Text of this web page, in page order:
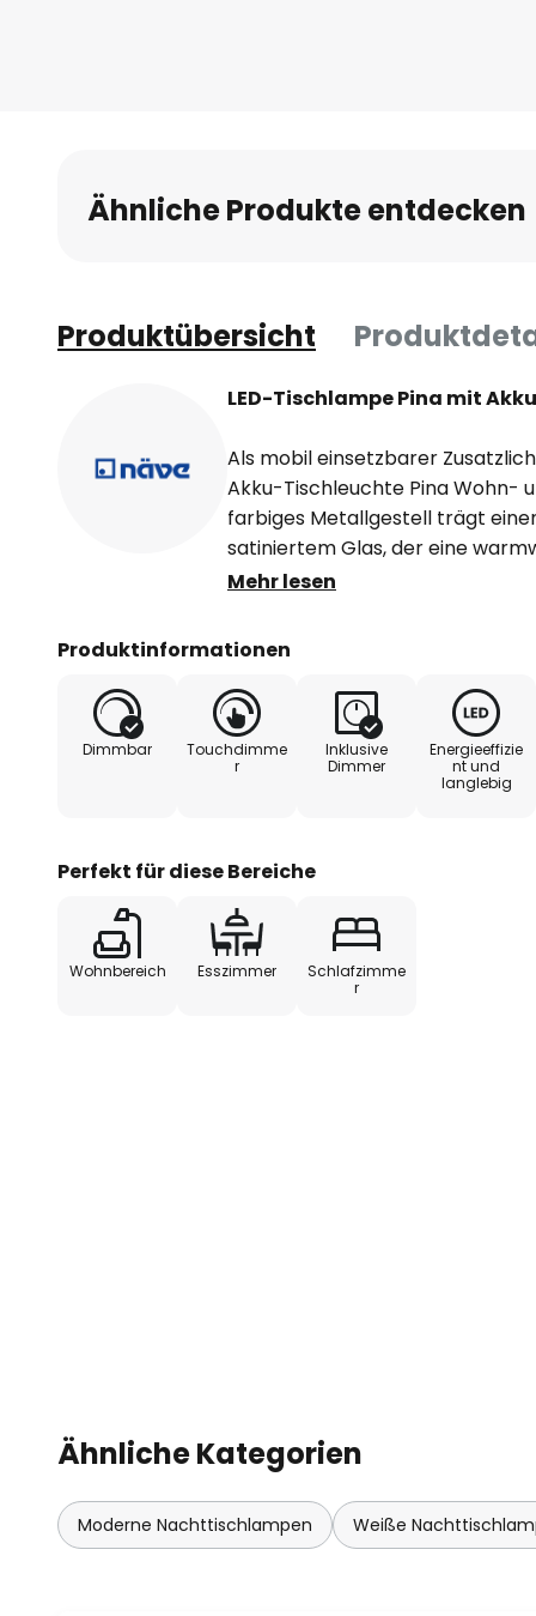
Ähnliche Produkte entdecken
Produktübersicht
LED-Tischlampe Pina mit
Als mobil einsetzbarer
Akku-Tischleuchte Pina Wohn-
farbiges Metallgestell trägt
satiniertem Glas, der eine
beherbergt. Deren Lichtoutput
dem erneuten Einschalten
- Ladezeit: 4 h
- Leuchtdauer je Ladung: 5 h
Mehr lesen
Produktinformationen
Dimmbar
Touchdimme
r
Inklusive
Dimmer
Energieeffizie
nt und
langlebig
Perfekt für diese Bereiche
Wohnbereich Esszimmer
Schlafzimme
r
Ähnliche Kategorien
Moderne Nachttischlampen Weiße